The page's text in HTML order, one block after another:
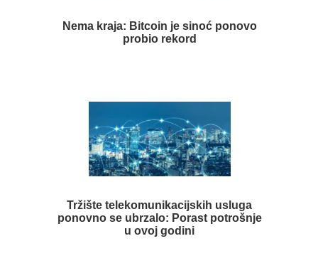
Nema kraja: Bitcoin je sinoć ponovo
probio rekord
Tržište telekomunikacijskih usluga
ponovno se ubrzalo: Porast potrošnje
u ovoj godini